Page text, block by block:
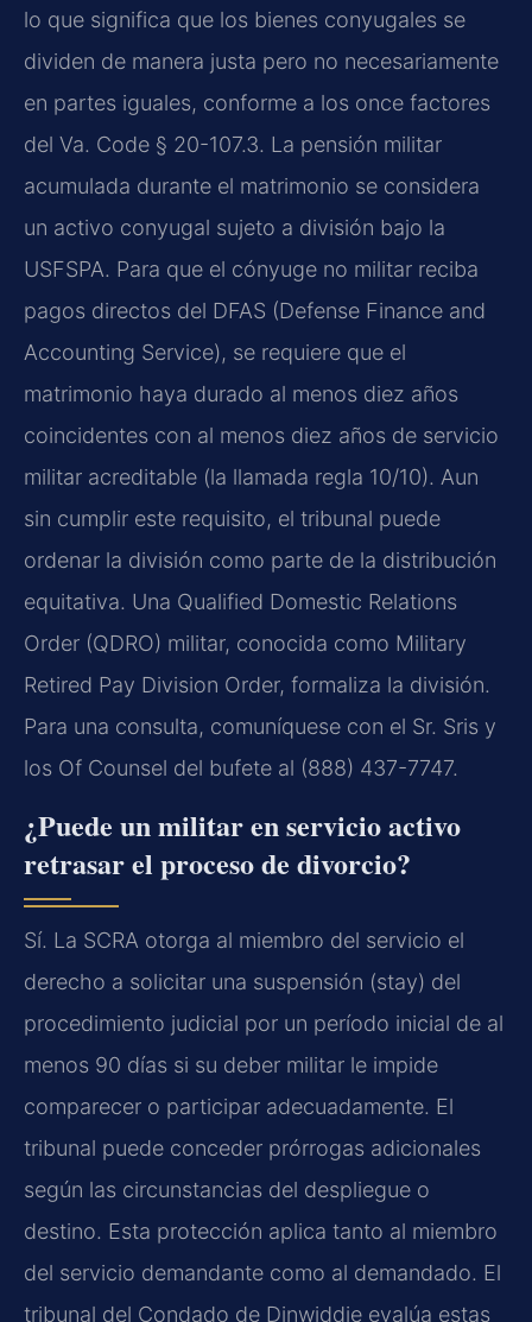
lo que significa que los bienes conyugales se
dividen de manera justa pero no necesariamente
en partes iguales, conforme a los once factores
del Va. Code § 20-107.3. La pensión militar
acumulada durante el matrimonio se considera
un activo conyugal sujeto a división bajo la
USFSPA. Para que el cónyuge no militar reciba
pagos directos del DFAS (Defense Finance and
Accounting Service), se requiere que el
matrimonio haya durado al menos diez años
coincidentes con al menos diez años de servicio
militar acreditable (la llamada regla 10/10). Aun
sin cumplir este requisito, el tribunal puede
ordenar la división como parte de la distribución
equitativa. Una Qualified Domestic Relations
Order (QDRO) militar, conocida como Military
Retired Pay Division Order, formaliza la división.
Para una consulta, comuníquese con el Sr. Sris y
los Of Counsel del bufete al (888) 437-7747.
¿Puede un militar en servicio activo
retrasar el proceso de divorcio?
Sí. La SCRA otorga al miembro del servicio el
derecho a solicitar una suspensión (stay) del
procedimiento judicial por un período inicial de al
menos 90 días si su deber militar le impide
comparecer o participar adecuadamente. El
tribunal puede conceder prórrogas adicionales
según las circunstancias del despliegue o
destino. Esta protección aplica tanto al miembro
del servicio demandante como al demandado. El
tribunal del Condado de Dinwiddie evalúa estas